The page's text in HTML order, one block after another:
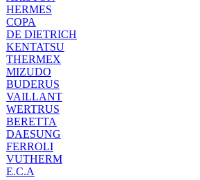
HERMES
COPA
DE DIETRICH
KENTATSU
THERMEX
MIZUDO
BUDERUS
VAILLANT
WERTRUS
BERETTA
DAESUNG
FERROLI
VUTHERM
E.C.A